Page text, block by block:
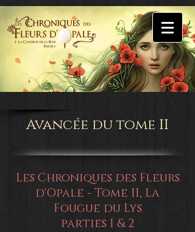
Avancée du tome II
Les Chroniques des Fleurs
d'Opale - Tome II, La
Fougue du Lys
parties 1 & 2